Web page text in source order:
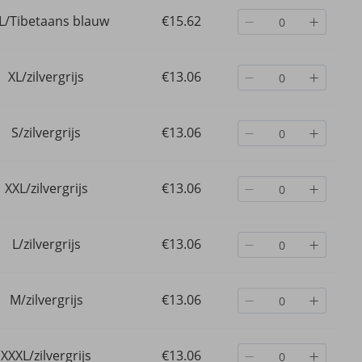
Tibetaans blauw €15.62
XL/zilvergrijs €13.06
S/zilvergrijs €13.06
XXL/zilvergrijs €13.06
L/zilvergrijs €13.06
M/zilvergrijs €13.06
XXXL/zilvergrijs €13.06